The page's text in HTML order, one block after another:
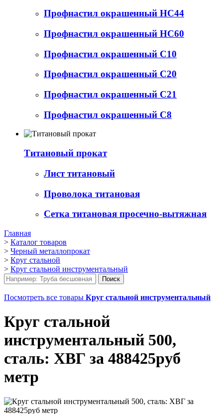
Профнастил окрашенный НС44
Профнастил окрашенный НС60
Профнастил окрашенный С10
Профнастил окрашенный С20
Профнастил окрашенный С21
Профнастил окрашенный С8
Титановый прокат
Лист титановый
Проволока титановая
Сетка титановая просечно-вытяжная
Главная
> Каталог товаров
> Черный металлопрокат
> Круг стальной
> Круг стальной инструментальный
Посмотреть все товары Круг стальной инструментальный
Круг стальной
инструментальный 500,
сталь: ХВГ за 488425руб
метр